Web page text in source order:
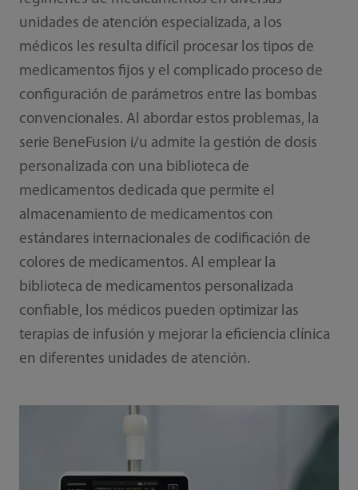
unidades de atención especializada, a los
médicos les resulta difícil procesar los tipos de
medicamentos fijos y el complicado proceso de
configuración de parámetros entre las bombas
convencionales. Al abordar estos problemas, la
serie BeneFusion i/u admite la gestión de dosis
personalizada con una biblioteca de
medicamentos dedicada que permite el
almacenamiento de medicamentos con
estándares internacionales de codificación de
colores de medicamentos. Al emplear la
biblioteca de medicamentos personalizada
confiable, los médicos pueden optimizar las
terapias de infusión y mejorar la eficiencia clínica
en diferentes unidades de atención.